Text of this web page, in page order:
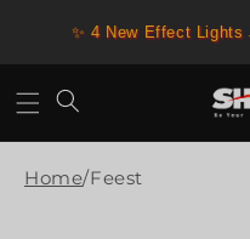
✨ 4 New Effect
naar de
Home/Feest